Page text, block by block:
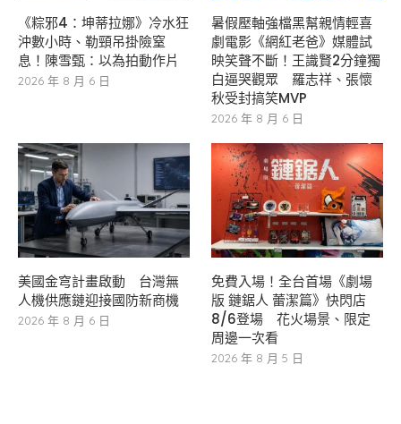
《粽邪4：坤蒂拉娜》冷水狂
沖數小時、勒頸吊掛險窒
息！陳雪甄：以為拍動作片
2026 年 8 月 6 日
暑假壓軸強檔黑幫親情輕喜
劇電影《網紅老爸》媒體試
映笑聲不斷！王識賢2分鐘獨
白逼哭觀眾 羅志祥、張懷
秋受封搞笑MVP
2026 年 8 月 6 日
美國金穹計畫啟動 台灣無
人機供應鏈迎接國防新商機
2026 年 8 月 6 日
免費入場！全台首場《劇場
版 鏈鋸人 蕾潔篇》快閃店
8/6登場 花火場景、限定
周邊一次看
2026 年 8 月 5 日